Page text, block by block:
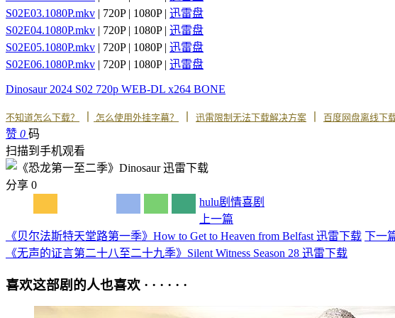
S02E03.1080P.mkv | 720P | 1080P | 迅雷盘
S02E04.1080P.mkv | 720P | 1080P | 迅雷盘
S02E05.1080P.mkv | 720P | 1080P | 迅雷盘
S02E06.1080P.mkv | 720P | 1080P | 迅雷盘
Dinosaur 2024 S02 720p WEB-DL x264 BONE
不知道怎么下载？ 怎么使用外挂字幕？ 迅雷限制无法下载解决方案 百度网盘离线下
赞 0 码
扫描到手机观看
分享 0
hulu剧情喜剧
上一篇
《贝尔法斯特天堂路第一季》How to Get to Heaven from Belfast 迅雷下载 下一
《无声的证言第二十八至二十九季》Silent Witness Season 28 迅雷下载
喜欢这部剧的人也喜欢 · · · · · ·